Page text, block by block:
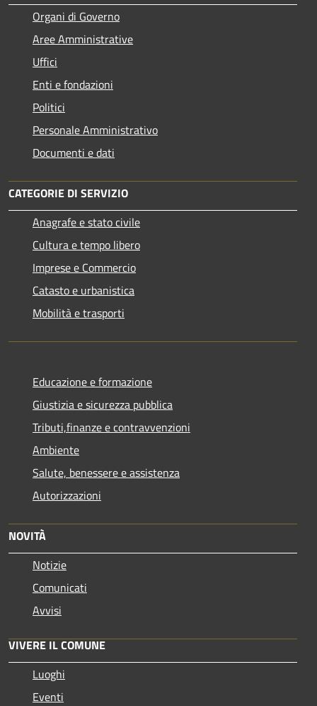
Organi di Governo
Aree Amministrative
Uffici
Enti e fondazioni
Politici
Personale Amministrativo
Documenti e dati
CATEGORIE DI SERVIZIO
Anagrafe e stato civile
Cultura e tempo libero
Imprese e Commercio
Catasto e urbanistica
Mobilità e trasporti
Educazione e formazione
Giustizia e sicurezza pubblica
Tributi,finanze e contravvenzioni
Ambiente
Salute, benessere e assistenza
Autorizzazioni
NOVITÀ
Notizie
Comunicati
Avvisi
VIVERE IL COMUNE
Luoghi
Eventi